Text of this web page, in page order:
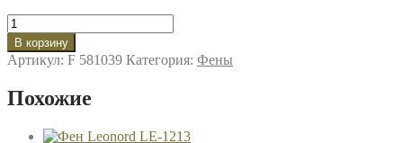
Количество
товара
Фен
Energy
805
В корзину
Артикул: F 581039 Категория: Фены
Похожие